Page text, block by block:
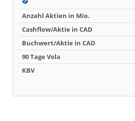
Anzahl Aktien in Mio.
Cashflow/Aktie in CAD
Buchwert/Aktie in CAD
90 Tage Vola
KBV